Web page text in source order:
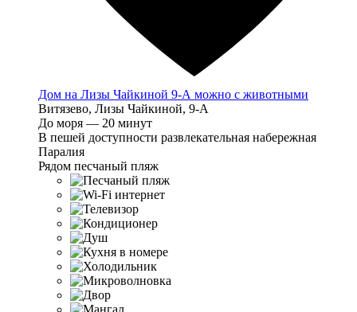
Дом на Лизы Чайкиной 9-А можно с животными
Витязево, Лизы Чайкиной, 9-А
До моря — 20 минут
В пешей доступности развлекательная набережная
Паралия
Рядом песчаный пляж